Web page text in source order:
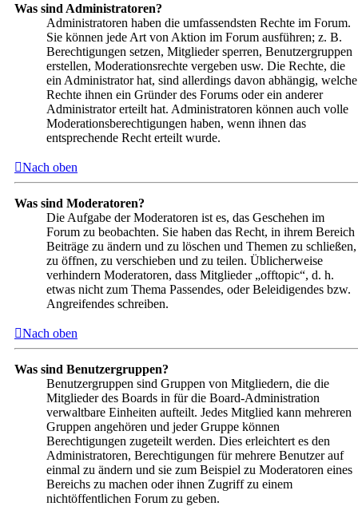
Was sind Administratoren?
Administratoren haben die umfassendsten Rechte im Forum.
Sie können jede Art von Aktion im Forum ausführen; z. B.
Berechtigungen setzen, Mitglieder sperren, Benutzergruppen
erstellen, Moderationsrechte vergeben usw. Die Rechte, die
ein Administrator hat, sind allerdings davon abhängig, welche
Rechte ihnen ein Gründer des Forums oder ein anderer
Administrator erteilt hat. Administratoren können auch volle
Moderationsberechtigungen haben, wenn ihnen das
entsprechende Recht erteilt wurde.
Nach oben
Was sind Moderatoren?
Die Aufgabe der Moderatoren ist es, das Geschehen im
Forum zu beobachten. Sie haben das Recht, in ihrem Bereich
Beiträge zu ändern und zu löschen und Themen zu schließen,
zu öffnen, zu verschieben und zu teilen. Üblicherweise
verhindern Moderatoren, dass Mitglieder „offtopic“, d. h.
etwas nicht zum Thema Passendes, oder Beleidigendes bzw.
Angreifendes schreiben.
Nach oben
Was sind Benutzergruppen?
Benutzergruppen sind Gruppen von Mitgliedern, die die
Mitglieder des Boards in für die Board-Administration
verwaltbare Einheiten aufteilt. Jedes Mitglied kann mehreren
Gruppen angehören und jeder Gruppe können
Berechtigungen zugeteilt werden. Dies erleichtert es den
Administratoren, Berechtigungen für mehrere Benutzer auf
einmal zu ändern und sie zum Beispiel zu Moderatoren eines
Bereichs zu machen oder ihnen Zugriff zu einem
nichtöffentlichen Forum zu geben.